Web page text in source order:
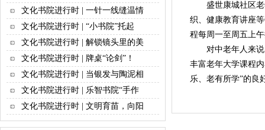
文化书院进行时 | 一针一线缝温情
文化书院进行时 | “小书院”托起
文化书院进行时 | 解锁镜头里的美
文化书院进行时 | 牌桌“论剑”！
文化书院进行时 | 当银发与陶泥相
文化书院进行时 | 乐智书院“手作
文化书院进行时 | 文明育苗，向阳
盛世康城社区老
织、健康教育讲座
程每周一至周五上
对中老年人来
丰富老年大学课程
乐、老有所学”的良